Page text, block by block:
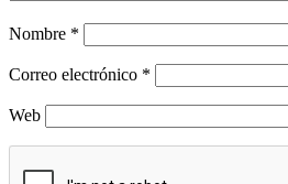
Nombre *
Correo electrónico *
Web